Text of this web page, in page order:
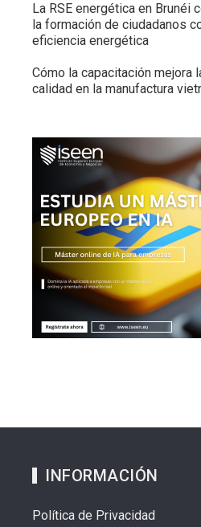
La RSE energética en Brunéi
la formación de ciudadanos
eficiencia energética
Cómo la capacitación mejora
calidad en la manufactura
INFORMACIÓN
Política de Privacidad